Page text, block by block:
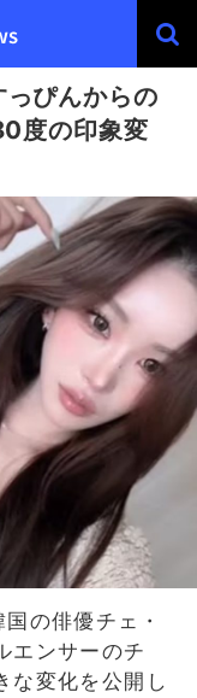
ぴんからの
度の印象変
の俳優チェ・
エンサーのチ
な変化を公開し